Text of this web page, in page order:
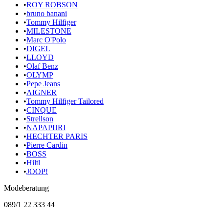
•ROY ROBSON
•bruno banani
•Tommy Hilfiger
•MILESTONE
•Marc O'Polo
•DIGEL
•LLOYD
•Olaf Benz
•OLYMP
•Pepe Jeans
•AIGNER
•Tommy Hilfiger Tailored
•CINQUE
•Strellson
•NAPAPIJRI
•HECHTER PARIS
•Pierre Cardin
•BOSS
•Hiltl
•JOOP!
Modeberatung
089/1 22 333 44